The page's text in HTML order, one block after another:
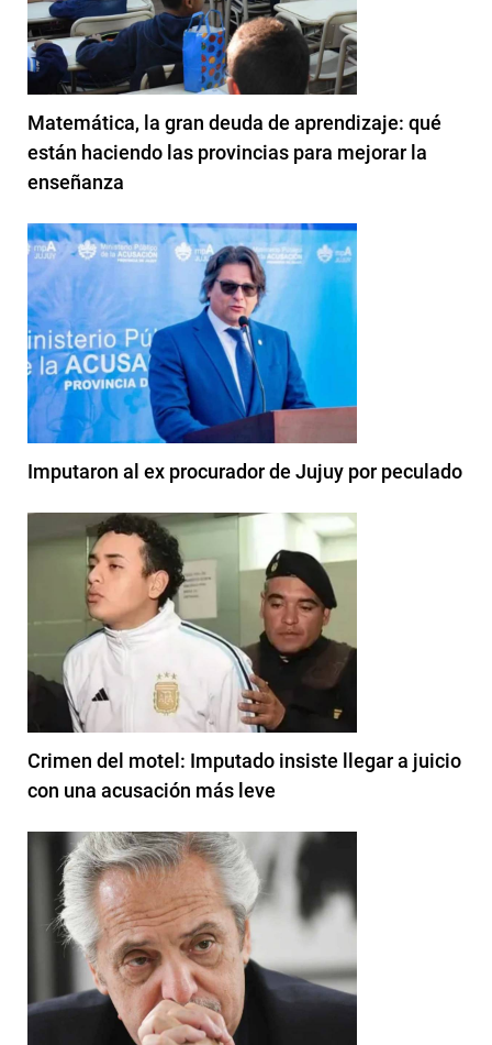
Matemática, la gran deuda de aprendizaje: qué
están haciendo las provincias para mejorar la
enseñanza
Imputaron al ex procurador de Jujuy por peculado
Crimen del motel: Imputado insiste llegar a juicio
con una acusación más leve